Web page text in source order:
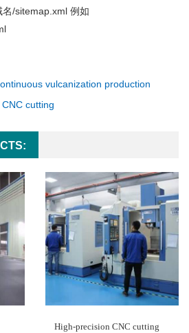
/sitemap.xml 例如
vulcanization production
cutting
High-precision CNC cutting